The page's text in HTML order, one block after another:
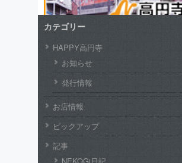
カテゴリー
HAPPY高円寺
お知らせ
発行情報
お店情報
ピックアップ
記事